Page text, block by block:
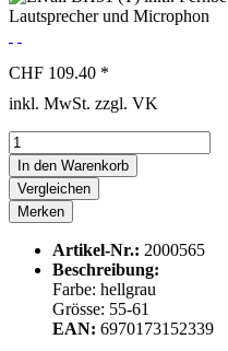
CHF 109.40 *
inkl. MwSt. zzgl. VK
In den Warenkorb
Vergleichen
Merken
Artikel-Nr.: 2000565
Beschreibung:
Farbe: hellgrau
Grösse: 55-61
EAN: 6970173152339